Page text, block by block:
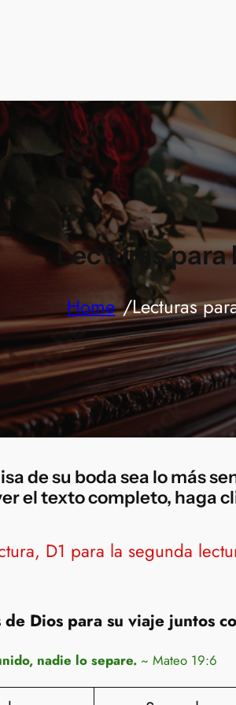
Lecturas para
Home /Lecturas
de su boda sea lo más
el texto completo, haga
D1 para la segunda
Dios para su viaje juntos
nadie lo separe. ~ Mateo 19:6